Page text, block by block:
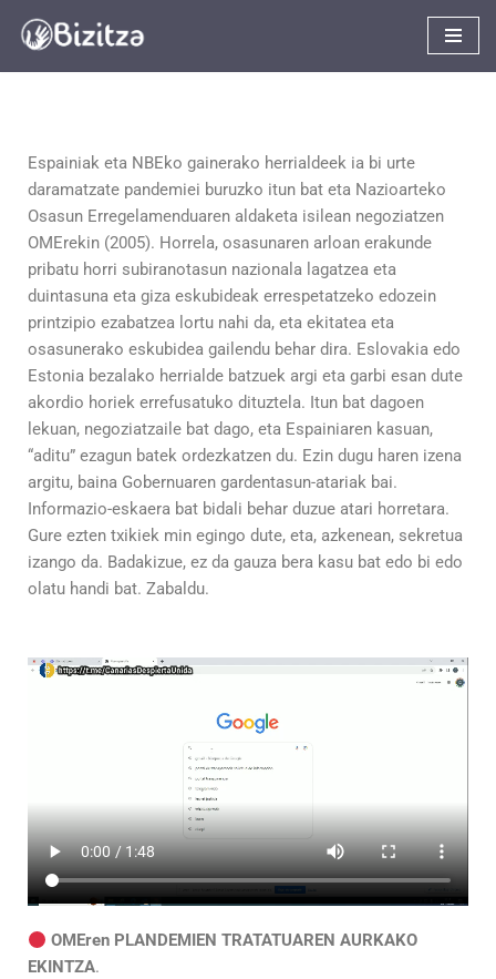
Espainiak eta NBEko gainerako herrialdeek ia bi urte
daramatzate pandemiei buruzko itun bat eta Nazioarteko
Osasun Erregelamenduaren aldaketa isilean negoziatzen
OMErekin (2005). Horrela, osasunaren arloan erakunde
pribatu horri subiranotasun nazionala lagatzea eta
duintasuna eta giza eskubideak errespetatzeko edozein
printzipio ezabatzea lortu nahi da, eta ekitatea eta
osasunerako eskubidea gailendu behar dira. Eslovakia edo
Estonia bezalako herrialde batzuek argi eta garbi esan dute
akordio horiek errefusatuko dituztela. Itun bat dagoen
lekuan, negoziatzaile bat dago, eta Espainiaren kasuan,
“aditu” ezagun batek ordezkatzen du. Ezin dugu haren izena
argitu, baina Gobernuaren gardentasun-atariak bai.
Informazio-eskaera bat bidali behar duzue atari horretara.
Gure ezten txikiek min egingo dute, eta, azkenean, sekretua
izango da. Badakizue, ez da gauza bera kasu bat edo bi edo
olatu handi bat. Zabaldu.
OMEren PLANDEMIEN TRATATUAREN AURKAKO
EKINTZA.